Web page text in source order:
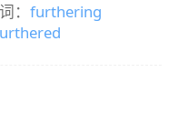
： furthering